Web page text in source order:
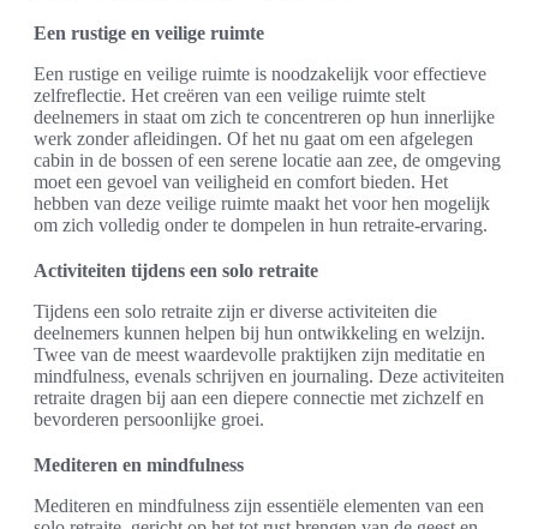
Een rustige en veilige ruimte
Een rustige en veilige ruimte is noodzakelijk voor effectieve
zelfreflectie. Het creëren van een veilige ruimte stelt
deelnemers in staat om zich te concentreren op hun innerlijke
werk zonder afleidingen. Of het nu gaat om een afgelegen
cabin in de bossen of een serene locatie aan zee, de omgeving
moet een gevoel van veiligheid en comfort bieden. Het
hebben van deze veilige ruimte maakt het voor hen mogelijk
om zich volledig onder te dompelen in hun retraite-ervaring.
Activiteiten tijdens een solo retraite
Tijdens een solo retraite zijn er diverse activiteiten die
deelnemers kunnen helpen bij hun ontwikkeling en welzijn.
Twee van de meest waardevolle praktijken zijn meditatie en
mindfulness, evenals schrijven en journaling. Deze activiteiten
retraite dragen bij aan een diepere connectie met zichzelf en
bevorderen persoonlijke groei.
Mediteren en mindfulness
Mediteren en mindfulness zijn essentiële elementen van een